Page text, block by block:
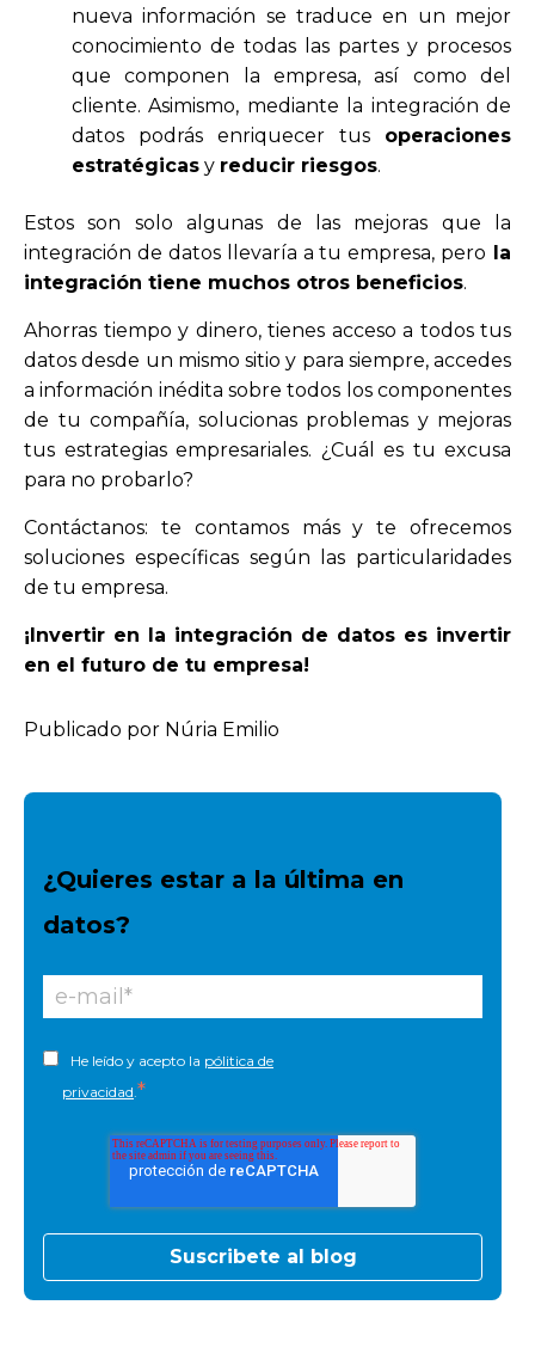
nueva información se traduce en un mejor
conocimiento de todas las partes y procesos
que componen la empresa, así como del
cliente. Asimismo, mediante la integración de
datos podrás enriquecer tus operaciones
estratégicas y reducir riesgos.
Estos son solo algunas de las mejoras que la
integración de datos llevaría a tu empresa, pero la
integración tiene muchos otros beneficios.
Ahorras tiempo y dinero, tienes acceso a todos tus
datos desde un mismo sitio y para siempre, accedes
a información inédita sobre todos los componentes
de tu compañía, solucionas problemas y mejoras
tus estrategias empresariales. ¿Cuál es tu excusa
para no probarlo?
Contáctanos: te contamos más y te ofrecemos
soluciones específicas según las particularidades
de tu empresa.
¡Invertir en la integración de datos es invertir
en el futuro de tu empresa!
Publicado por Núria Emilio
¿Quieres estar a la última en
datos?
He leído y acepto la pólitica de
privacidad *